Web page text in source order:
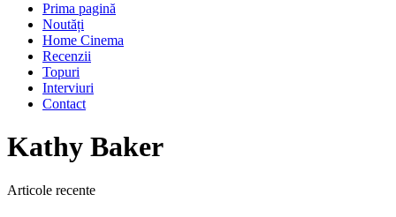
Prima pagină
Noutăți
Home Cinema
Recenzii
Topuri
Interviuri
Contact
Kathy Baker
Articole recente